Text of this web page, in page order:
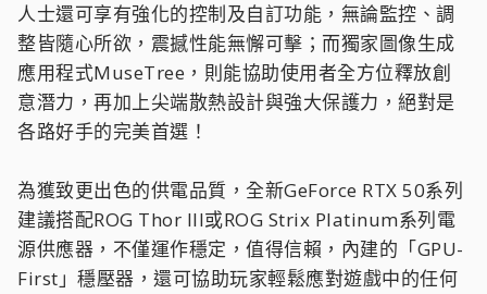
人士還可享有強化的控制及自訂功能，無論監控、調
整皆隨心所欲，震撼性能無懈可擊；而獨家圖像生成
應用程式MuseTree，則能協助使用者全方位釋放創
意潛力，再加上尖端散熱設計與強大保護力，絕對是
各路好手的完美首選！
為獲致更出色的供電品質，全新GeForce RTX 50系列
建議搭配ROG Thor III或ROG Strix Platinum系列電
源供應器，不僅運作穩定，值得信賴，內建的「GPU-
First」穩壓器，還可協助玩家輕鬆應對遊戲中的任何